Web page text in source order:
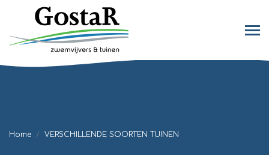
Home VERSCHILLENDE SOORTEN TUINEN